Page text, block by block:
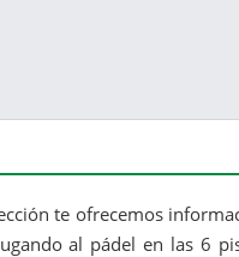
te ofrecemos
al pádel en las 6